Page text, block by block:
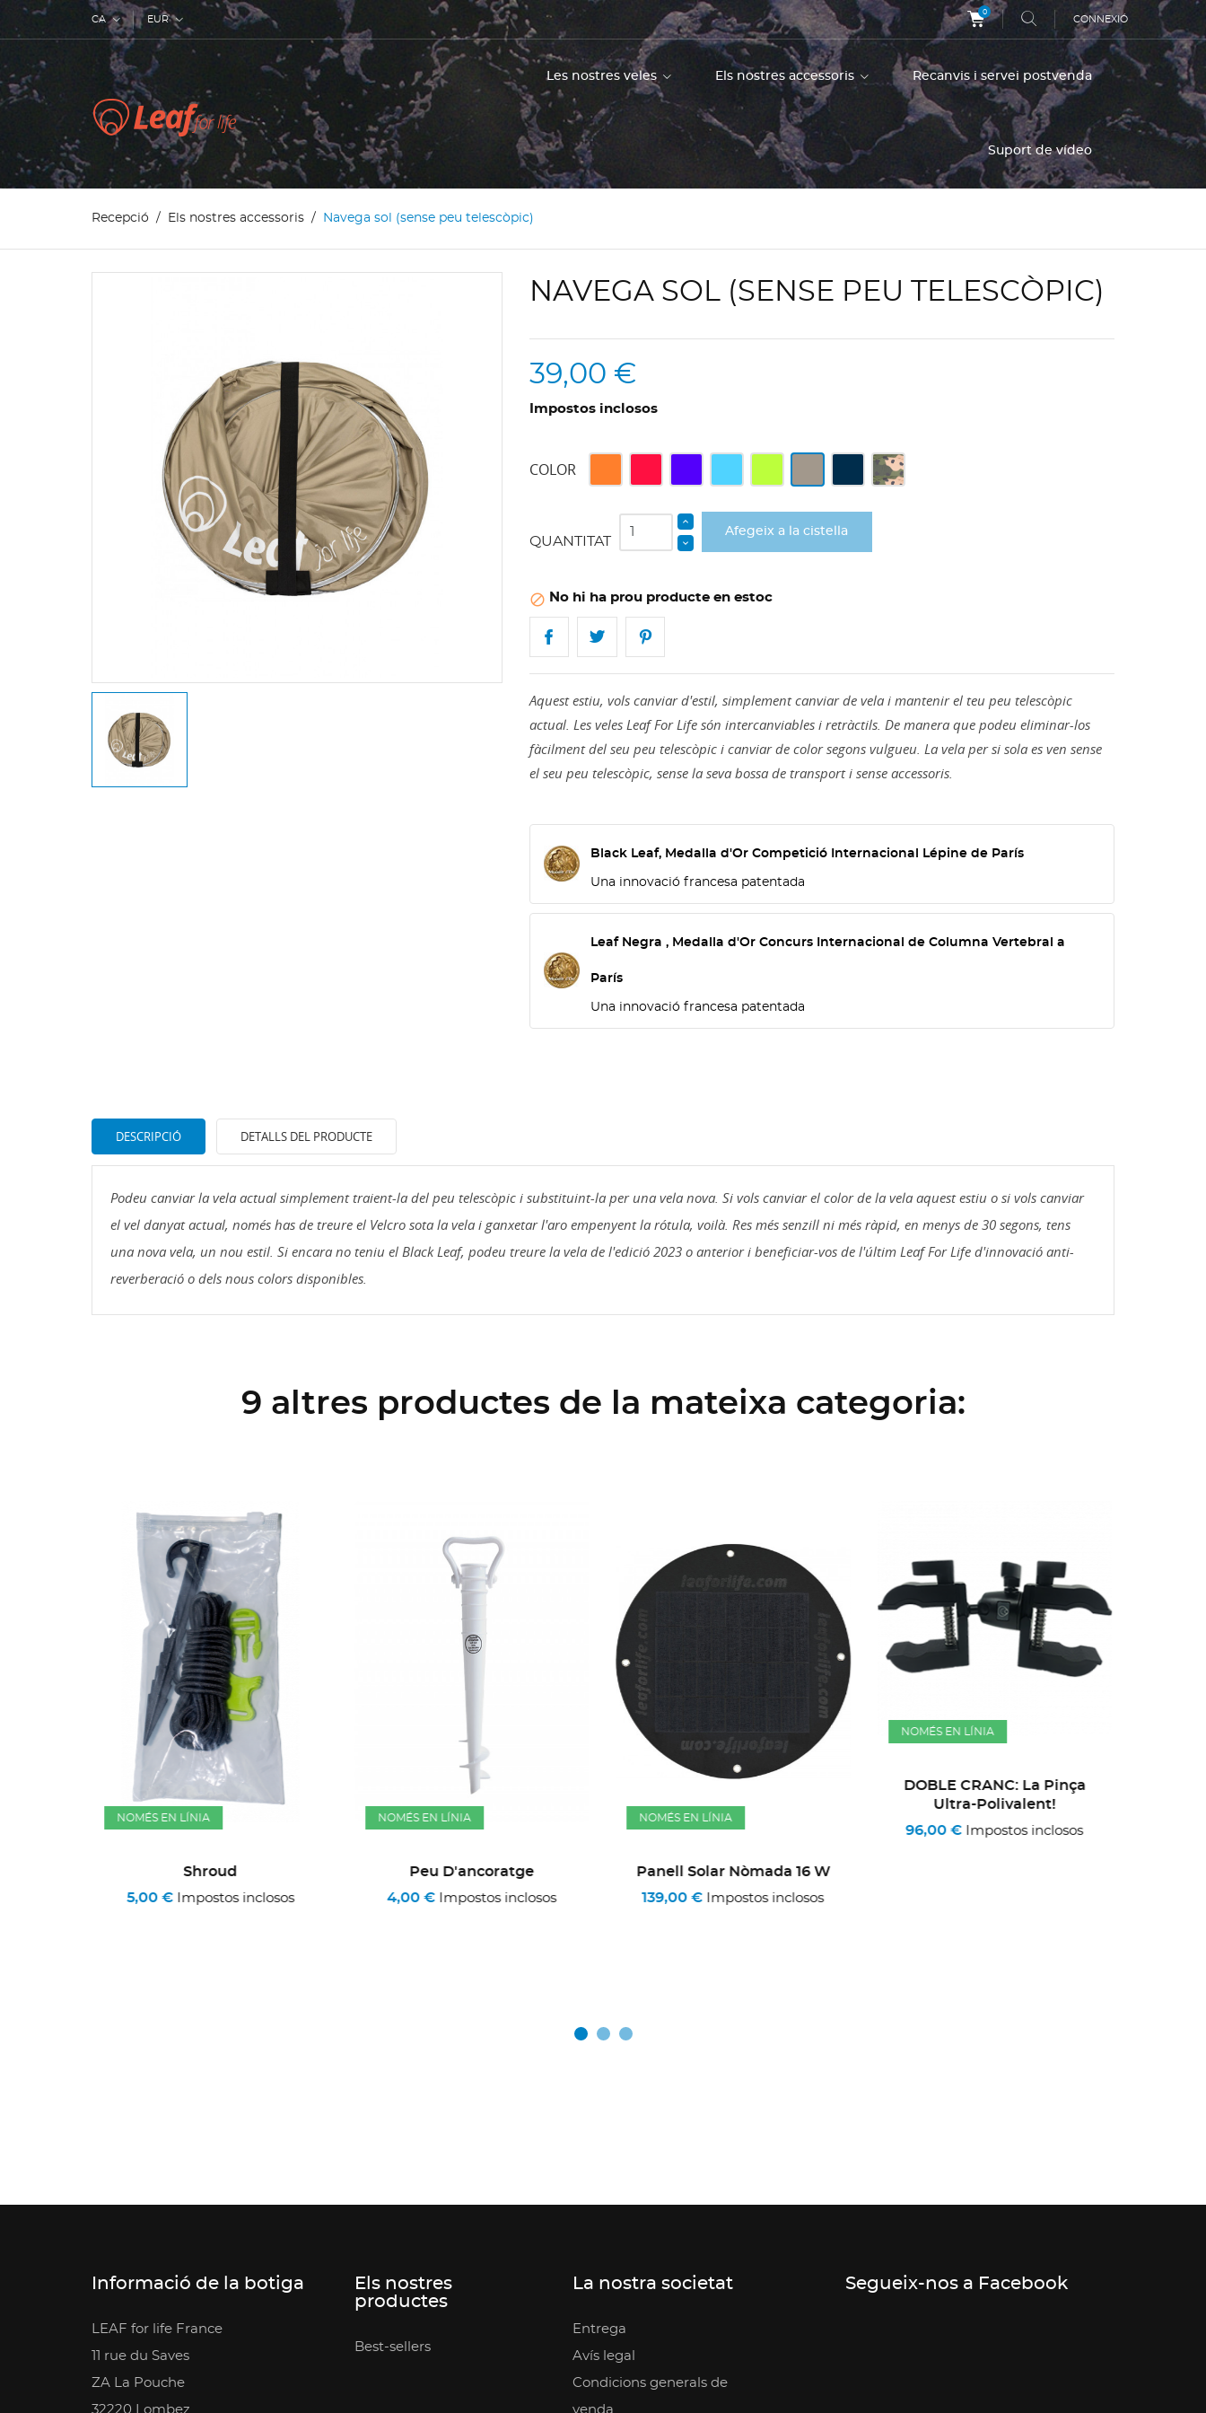
CA EUR
0
CONNEXIÓ
Les nostres veles Els nostres accessoris Recanvis i servei postvenda
Suport de vídeo
Recepció Els nostres accessoris Navega sol (sense peu telescòpic)
NAVEGA SOL (SENSE PEU TELESCÒPIC)
39,00 €
Impostos inclosos
COLOR
completaenlluernador
reial
blau
Anis
antracita
camuflatge
QUANTITAT
Afegeix a la cistella
 No hi ha prou producte en estoc
Aquest estiu, vols canviar d'estil, simplement canviar de vela i mantenir el teu peu telescòpic
actual. Les veles Leaf For Life són intercanviables i retràctils. De manera que podeu eliminar-los
fàcilment del seu peu telescòpic i canviar de color segons vulgueu. La vela per si sola es ven sense
el seu peu telescòpic, sense la seva bossa de transport i sense accessoris.
Black Leaf, Medalla d'Or Competició Internacional Lépine de París
Una innovació francesa patentada
Leaf Negra , Medalla d'Or Concurs Internacional de Columna Vertebral a
París
Una innovació francesa patentada
DESCRIPCIÓ DETALLS DEL PRODUCTE
Podeu canviar la vela actual simplement traient-la del peu telescòpic i substituint-la per una vela nova. Si vols canviar el color de la vela aquest estiu o si vols canviar
el vel danyat actual, només has de treure el Velcro sota la vela i ganxetar l'aro empenyent la rótula, voilà. Res més senzill ni més ràpid, en menys de 30 segons, tens
una nova vela, un nou estil. Si encara no teniu el Black Leaf, podeu treure la vela de l'edició 2023 o anterior i beneficiar-vos de l'últim Leaf For Life d'innovació anti-
reverberació o dels nous colors disponibles.
9 altres productes de la mateixa categoria:
NOMÉS EN LÍNIA
Shroud
5,00 €Impostos inclosos
NOMÉS EN LÍNIA
Peu D'ancoratge
4,00 €Impostos inclosos
NOMÉS EN LÍNIA
Panell Solar Nòmada 16 W
139,00 €Impostos inclosos
NOMÉS EN LÍNIA
DOBLE CRANC: La Pinça
Ultra-Polivalent!
96,00 €Impostos inclosos
Informació de la botiga
LEAF for life France
11 rue du Saves
ZA La Pouche
32220 Lombez
Els nostres
productes
Best-sellers
La nostra societat
Entrega
Avís legal
Condicions generals de
venda
Segueix-nos a Facebook